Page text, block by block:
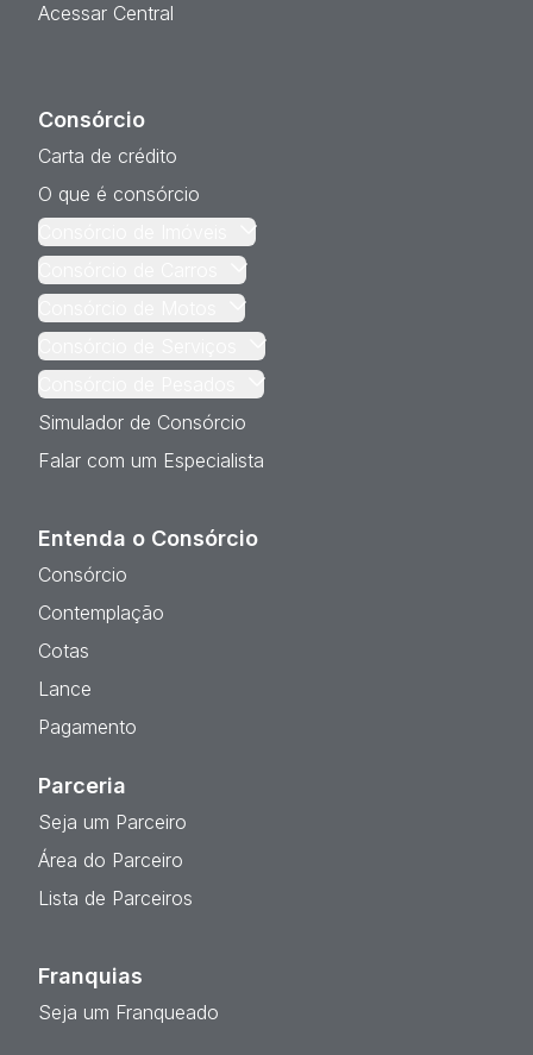
Acessar Central
Consórcio
Carta de crédito
O que é consórcio
Simulador de Consórcio
Falar com um Especialista
Entenda o Consórcio
Consórcio
Contemplação
Cotas
Lance
Pagamento
Parceria
Seja um Parceiro
Área do Parceiro
Lista de Parceiros
Franquias
Seja um Franqueado